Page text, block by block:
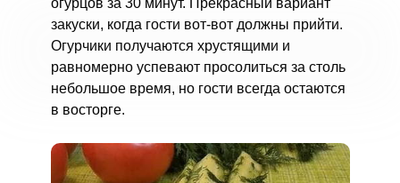
огурцов за 30 минут. Прекрасный вариант
закуски, когда гости вот-вот должны прийти.
Огурчики получаются хрустящими и
равномерно успевают просолиться за столь
небольшое время, но гости всегда остаются
в восторге.